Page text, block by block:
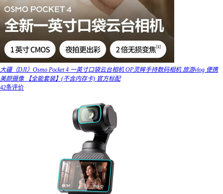
大疆（DJI）Osmo Pocket 4 一英寸口袋云台相机 OP灵眸手持数码相机 旅游vlog 便携
美颜摄像 【全能套装】(不含内存卡) 官方标配
42条评价